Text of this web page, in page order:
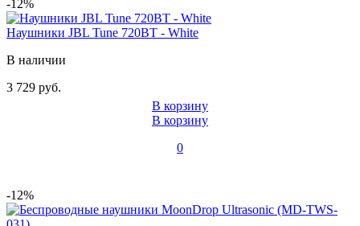
-12%
Наушники JBL Tune 720BT - White
В наличии
3 729 руб.
В корзину
В корзину
0
-12%